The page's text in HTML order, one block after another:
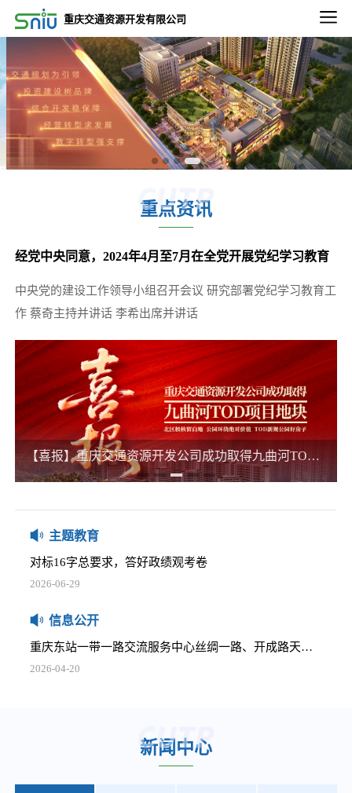
重庆交通资源开发有限公司
重点资讯
经党中央同意，2024年4月至7月在全党开展党纪学习教育
中央党的建设工作领导小组召开会议 研究部署党纪学习教育工
作 蔡奇主持并讲话 李希出席并讲话
【喜报】重庆交通资源开发公司成功取得九曲河TOD项目地块 激活区域新活力 重庆交通资源开发公司党员大会胜利召开
主题教育
习近平：在庆祝中国共产党成立105周年大会上的讲话
2026-07-01
对标16字总要求，答好政绩观考卷
2026-06-29
树立正确政绩观，要牢记这两个理念
习近平党建思想内涵要义
那些践行正确政绩观的榜样
2026-06-16
信息公开
2026-04-20
重庆东站一带一路交流服务中心丝绸一路、开成路天然气管道迁改安全评估比选公告
2026-04-20
马家岩小微地块招租公告
2022-2023年度重庆通邑物业轨道线绿植养租赁养护服务比选邀请第三次公告
2022-09-02
2022-2023年度重庆通邑物业永川三峰项目保洁、绿化服务比选邀请公告
2022-09-02
2022-2023年度重庆通邑物业永川三峰项目保安服务 比选邀请公告
2022-11-11
微电园站一体化综合开发项目设计咨询服务中选候选人公示
2025-12-24
五里店TOD项目下部主体建筑结构安全性鉴定项目比选公告
2025-12-05
五里店TOD项目下部主体建筑消防安全评估项目比选公告
2025-12-05
椿萱大道等4个开发用地公交站场委托咨询服务项目比选公告
2025-12-05
2025-12-05
新闻中心